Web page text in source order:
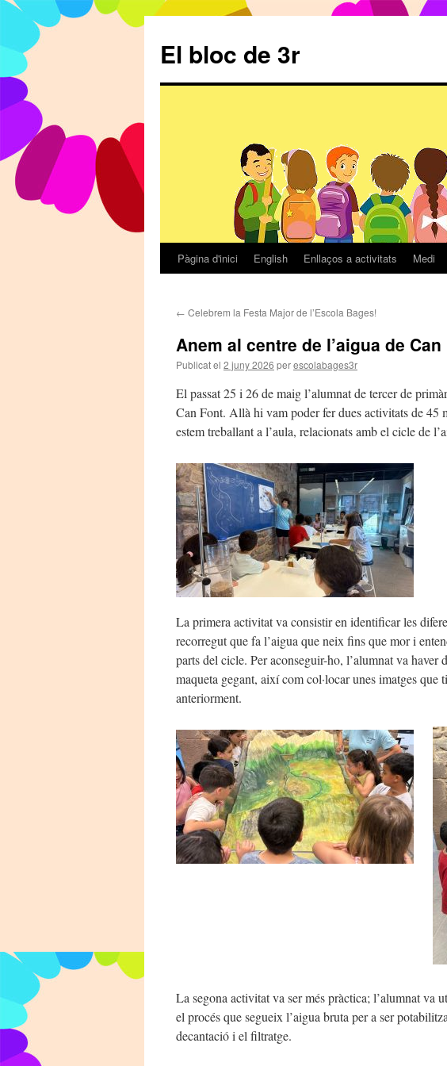
El bloc de 3r
Vés
contingut
Pàgina d'inici English Enllaços a activitats Medi
← Celebrem la Festa Major de l’Escola Bages!
Anem al centre de l’aigua de Can
Publicat el 2 juny 2026 perescolabages3r
El passat 25 i 26 de maig l’alumnat de tercer de
Can Font. Allà hi vam poder fer dues activitats de 45
estem treballant a l’aula, relacionats amb el cicle de
La primera activitat va consistir en identificar les
recorregut que fa l’aigua que neix fins que mor i
parts del cicle. Per aconseguir-ho, l’alumnat va haver
maqueta gegant, així com col·locar unes imatges que
anteriorment.
La segona activitat va ser més pràctica; l’alumnat va
el procés que segueix l’aigua bruta per a ser
decantació i el filtratge.